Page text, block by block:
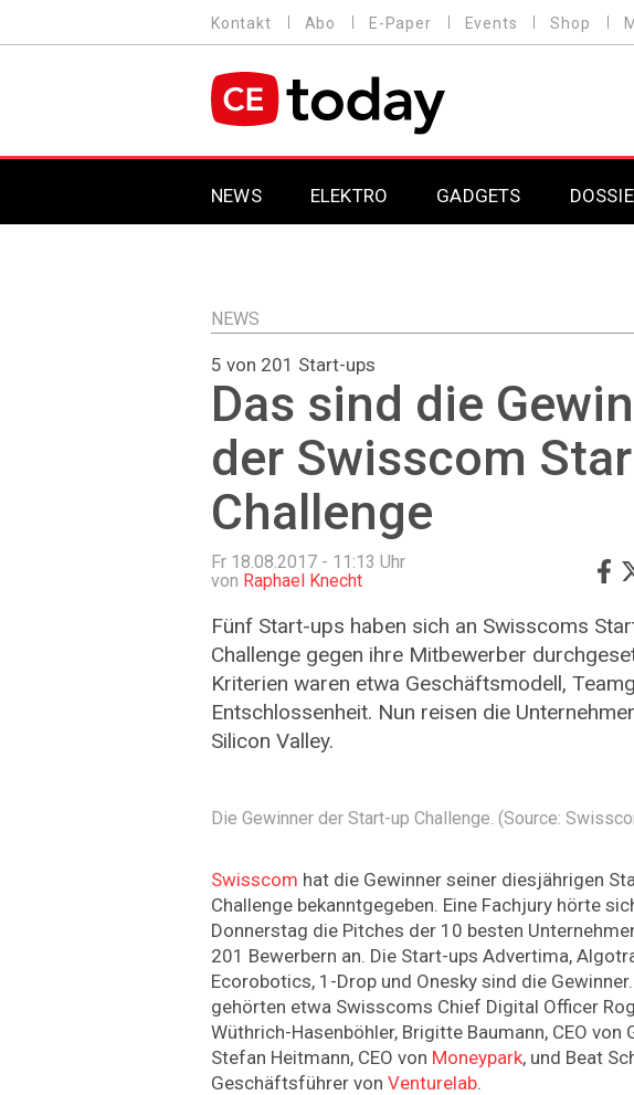
zum
MENU
Kontakt Abo E-Paper Events Shop
MAIN NAVIGATION
NEWS ELEKTRO GADGETS
DAB+
NEWS
5 von 201 Start-ups
Das sind die
der Swisscom
Challenge
Fr 18.08.2017 - 11:13 Uhr
von Raphael Knecht
Fünf Start-ups haben sich an Swisscoms
Challenge gegen ihre Mitbewerber
Kriterien waren etwa Geschäftsmodell,
Entschlossenheit. Nun reisen die
Silicon Valley.
Die Gewinner der Start-up Challenge. (Source:
Swisscom hat die Gewinner seiner diesjährigen
Challenge bekanntgegeben. Eine Fachjury hörte
Donnerstag die Pitches der 10 besten
201 Bewerbern an. Die Start-ups Advertima,
Ecorobotics, 1-Drop und Onesky sind die
gehörten etwa Swisscoms Chief Digital Officer
Wüthrich-Hasenböhler, Brigitte Baumann, CEO von
Stefan Heitmann, CEO von Moneypark, und Beat
Geschäftsführer von Venturelab.